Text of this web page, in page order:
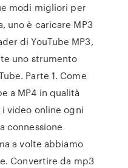
modi migliori per
uno è caricare MP3
di YouTube MP3,
uno strumento
Parte 1. Come
a MP4 in qualità
i video online ogni
connessione
a volte abbiamo
Convertire da mp3